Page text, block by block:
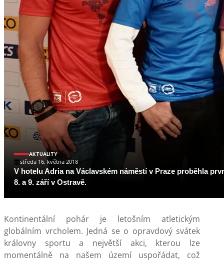
AKTUALITY
středa 16. května 2018
V hotelu Adria na Václavském náměstí v Praze proběhla
8. a 9. září v Ostravě.
Kontinentální pohár je letošním atletickým
globálním vrcholem. Jedná se o opravdový svátek
královny sportu a největší akci, kterou lze
momentálně na našem území uspořádat, což